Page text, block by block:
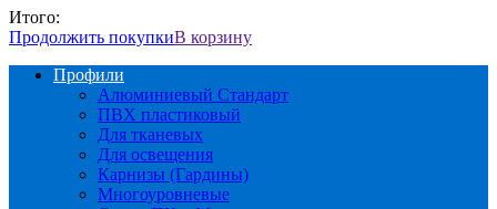
Итого:
Продолжить покупкиВ корзину
Профили
Алюминиевый Стандарт
ПВХ пластиковый
Для тканевых
Для освещения
Карнизы (Гардины)
Многоуровневые